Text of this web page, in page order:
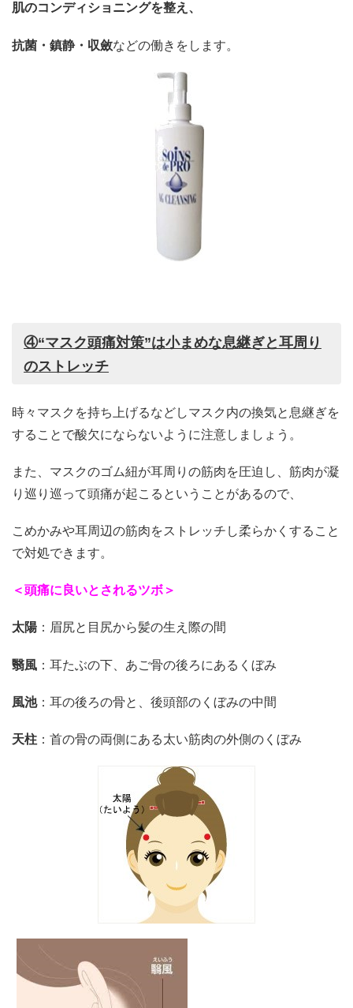
肌のコンディショニングを整え、
抗菌・鎮静・収斂などの働きをします。
④“マスク頭痛対策”は小まめな息継ぎと耳周り
のストレッチ
時々マスクを持ち上げるなどしマスク内の換気と息継ぎを
することで酸欠にならないように注意しましょう。
また、マスクのゴム紐が耳周りの筋肉を圧迫し、筋肉が凝
り巡り巡って頭痛が起こるということがあるので、
こめかみや耳周辺の筋肉をストレッチし柔らかくすること
で対処できます。
＜頭痛に良いとされるツボ＞
太陽 ：眉尻と目尻から髪の生え際の間
翳風 ：耳たぶの下、あご骨の後ろにあるくぼみ
風池：耳の後ろの骨と、後頭部のくぼみの中間
天柱 ：首の骨の両側にある太い筋肉の外側のくぼみ